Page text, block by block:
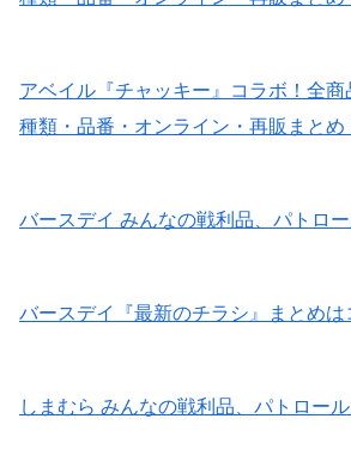
アベイル『チャッキー』コラボ！全商
種類・品番・オンライン・再販まとめ
バースデイ みんなの戦利品、パトロ
バースデイ『最新のチラシ』まとめは
しまむら みんなの戦利品、パトロー